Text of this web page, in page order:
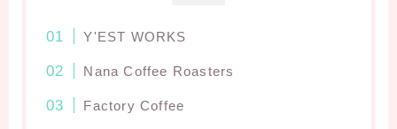
Y'EST WORKS
Nana Coffee Roasters
Factory Coffee